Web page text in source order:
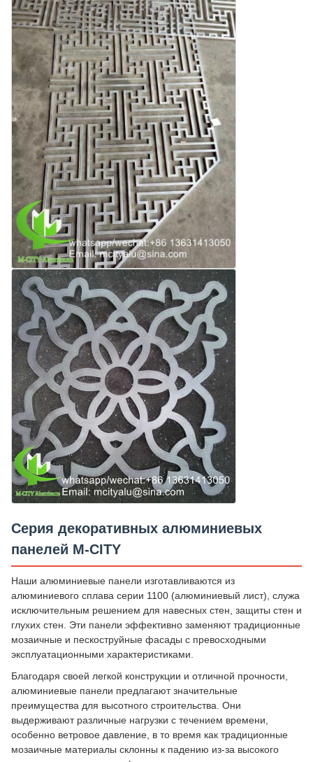
Серия декоративных алюминиевых
панелей M-CITY
Наши алюминиевые панели изготавливаются из
алюминиевого сплава серии 1100 (алюминиевый лист), служа
исключительным решением для навесных стен, защиты стен и
глухих стен. Эти панели эффективно заменяют традиционные
мозаичные и пескоструйные фасады с превосходными
эксплуатационными характеристиками.
Благодаря своей легкой конструкции и отличной прочности,
алюминиевые панели предлагают значительные
преимущества для высотного строительства. Они
выдерживают различные нагрузки с течением времени,
особенно ветровое давление, в то время как традиционные
мозаичные материалы склонны к падению из-за высокого